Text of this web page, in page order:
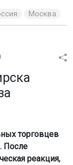
Москва
торговцев
После
реакция,